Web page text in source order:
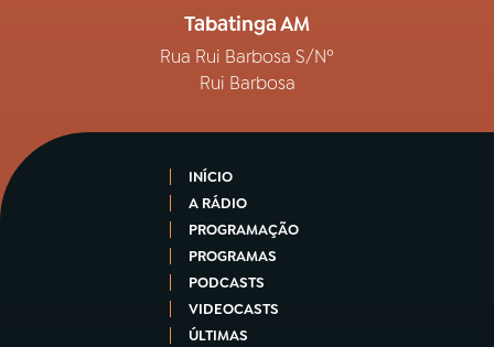
Tabatinga AM
Rua Rui Barbosa S/Nº
Rui Barbosa
INÍCIO
A RÁDIO
PROGRAMAÇÃO
PROGRAMAS
PODCASTS
VIDEOCASTS
ÚLTIMAS